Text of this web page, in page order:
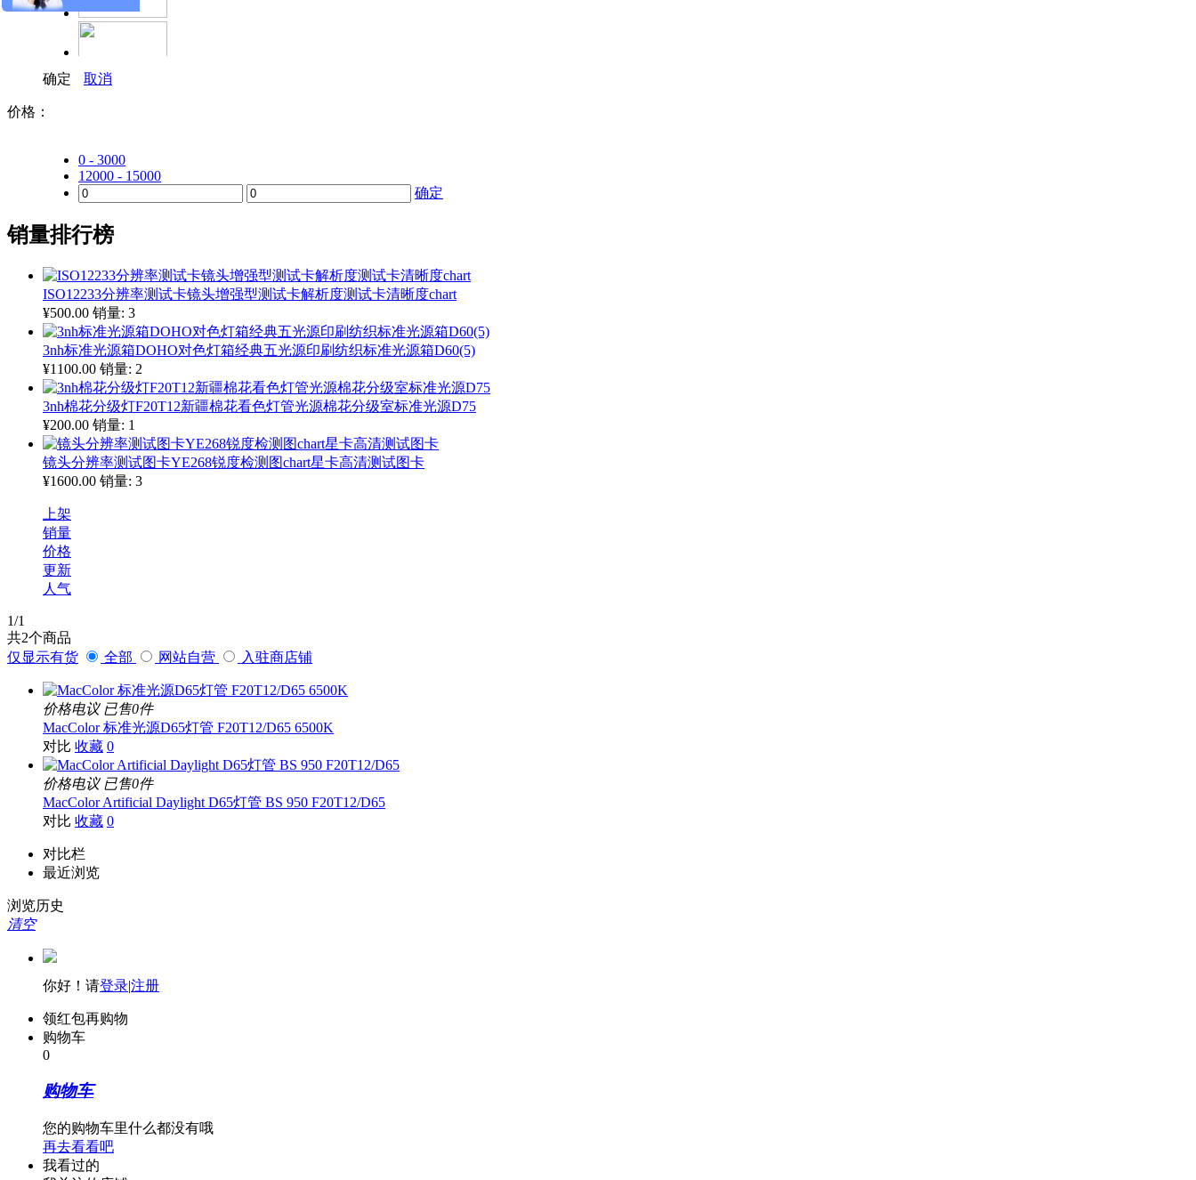
确定 取消
价格：
0 - 3000
12000 - 15000
确定
销量排行榜
ISO12233分辨率测试卡镜头增强型测试卡解析度测试卡清晰度chart
¥500.00 销量: 3
3nh标准光源箱DOHO对色灯箱经典五光源印刷纺织标准光源箱D60(5)
¥1100.00 销量: 2
3nh棉花分级灯F20T12新疆棉花看色灯管光源棉花分级室标准光源D75
¥200.00 销量: 1
镜头分辨率测试图卡YE268锐度检测图chart星卡高清测试图卡
¥1600.00 销量: 3
上架
销量
价格
更新
人气
1/1
共2个商品
仅显示有货
全部 网站自营 入驻商店铺
价格电议 已售0件
MacColor 标准光源D65灯管 F20T12/D65 6500K
对比 收藏 0
价格电议 已售0件
MacColor Artificial Daylight D65灯管 BS 950 F20T12/D65
对比 收藏 0
对比栏
最近浏览
浏览历史
清空
你好！请登录|注册
领红包再购物
购物车
0
购物车
您的购物车里什么都没有哦
再去看看吧
我看过的